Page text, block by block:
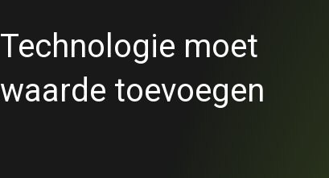
Technologie moet
waarde toevoegen